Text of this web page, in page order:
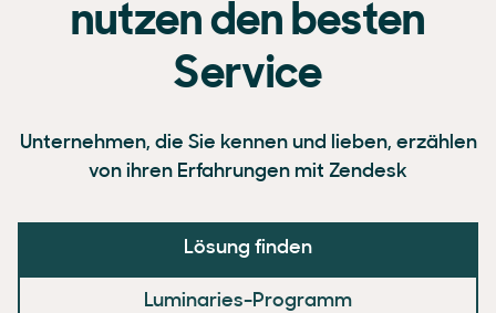
nutzen den besten
Service
Unternehmen, die Sie kennen und lieben, erzählen
von ihren Erfahrungen mit Zendesk
Lösung finden
Luminaries-Programm